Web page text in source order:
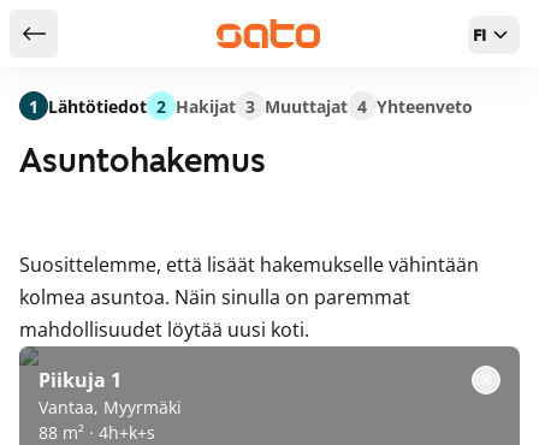
Takaisin hakutuloksiin FI
Asuntohakemus
Suosittelemme, että lisäät hakemukselle vähintään
kolmea asuntoa. Näin sinulla on paremmat
mahdollisuudet löytää uusi koti.
Piikuja 1
Vantaa, Myyrmäki
88 m² · 4h+k+s
1 Lähtötiedot 2 Hakijat 3 Muuttajat 4 Yhteenveto